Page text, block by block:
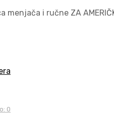
menjača i ručne ZA
0